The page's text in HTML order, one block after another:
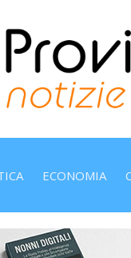
ECONOMIA